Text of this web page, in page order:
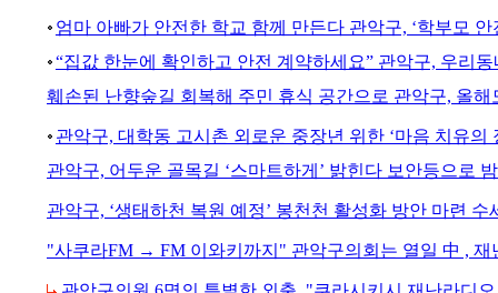
엄마 아빠가 안전한 학교 함께 만든다 관악구, ‘학부모 안
“집값 한눈에 확인하고 안전 계약하세요” 관악구, 우리
훼손된 난향숲길 회복해 주민 휴식 공간으로 관악구, 올해
관악구, 대학동 고시촌 외로운 중장년 위한 ‘마음 치유의
관악구, 어두운 골목길 ‘스마트하게’ 밝힌다 보안등으로
관악구, ‘생태하천 복원 예정’ 봉천천 활성화 방안 마련
"사쿠라FM → FM 이와키까지" 관악구의회는 열일 中 , 재